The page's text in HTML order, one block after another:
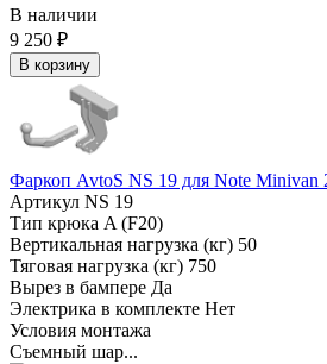
В наличии
9 250 ₽
В корзину
Фаркоп AvtoS NS 19 для Note Minivan
Артикул NS 19
Тип крюка A (F20)
Вертикальная нагрузка (кг) 50
Тяговая нагрузка (кг) 750
Вырез в бампере Да
Электрика в комплекте Нет
Условия монтажа
Съемный шар...